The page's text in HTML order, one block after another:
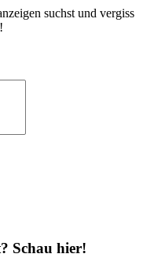
suchst und vergiss
Schau hier!